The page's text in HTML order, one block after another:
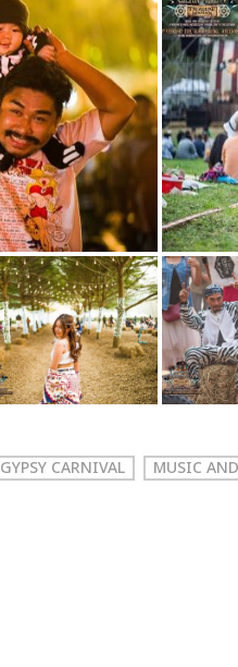
GYPSY CARNIVAL MUSIC